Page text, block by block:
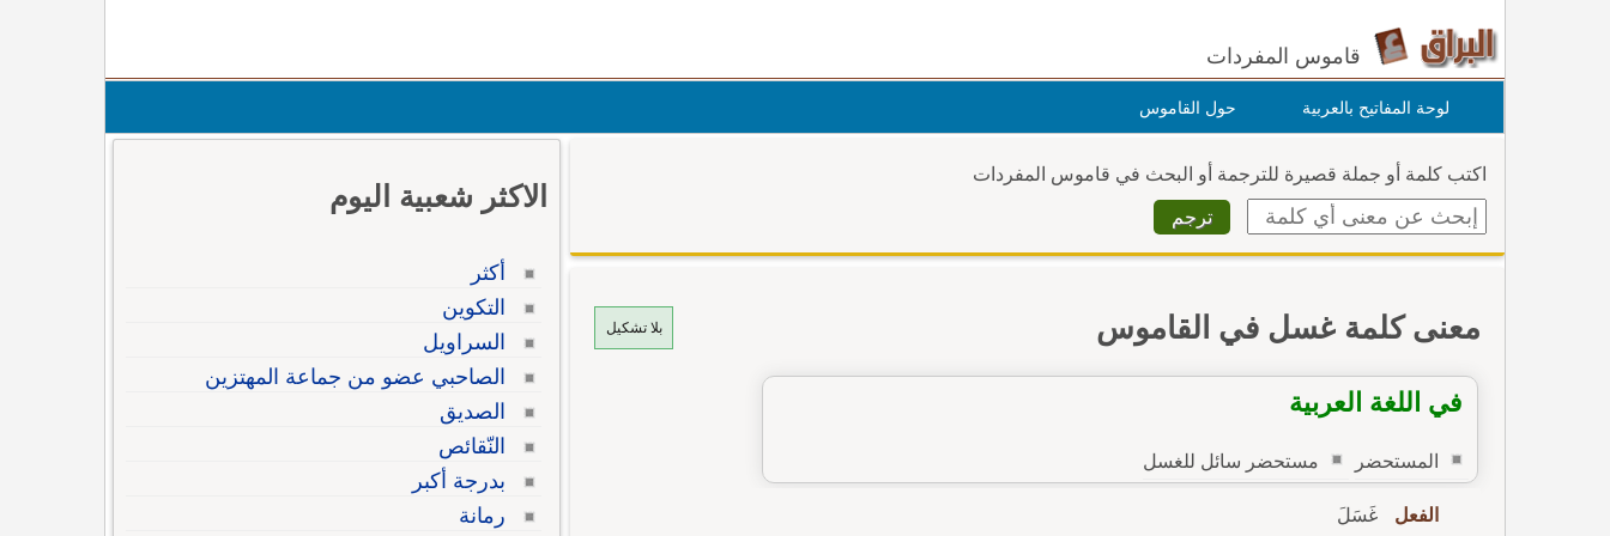
قاموس المفردات
لوحة المفاتيح بالعربية حول القاموس
اكتب كلمة أو جملة قصيرة للترجمة أو البحث في قاموس المفردات
بلا تشكيل معنى كلمة غسل في القاموس
في اللغة العربية
المستحضر مستحضر سائل للغسل
الفعل غَسَلَ
الاكثر شعبية اليوم
أكثر
التكوين
السراويل
الصاحبي عضو من جماعة المهتزين
الصديق
النّقائص
بدرجة أكبر
رمانة